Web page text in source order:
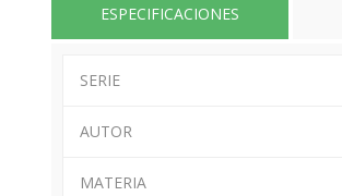
ESPECIFICACIONES
SERIE
AUTOR
MATERIA